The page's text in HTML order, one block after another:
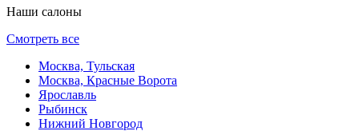
Наши салоны
Смотреть все
Москва, Тульская
Москва, Красные Ворота
Ярославль
Рыбинск
Нижний Новгород